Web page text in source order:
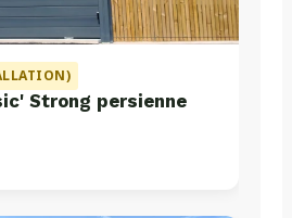
Strong persienne